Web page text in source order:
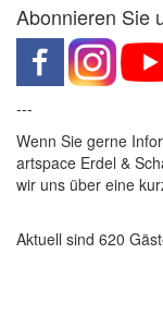
Abonnieren Sie
---
Wenn Sie gerne
artspace Erdel &
wir uns über eine
Aktuell sind 620